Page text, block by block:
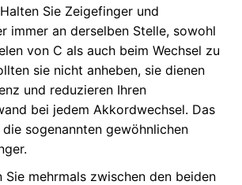
Sie Zeigefinger und
immer an derselben Stelle, sowohl
von C als auch beim Wechsel zu
sie nicht anheben, sie dienen
und reduzieren Ihren
bei jedem Akkordwechsel. Das
sogenannten gewöhnlichen
Sie mehrmals zwischen den beiden